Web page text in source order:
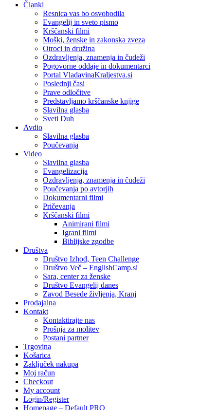
Članki
Resnica vas bo osvobodila
Evangelij in sveto pismo
Krščanski filmi
Moški, ženske in zakonska zveza
Otroci in družina
Ozdravljenja, znamenja in čudeži
Pogovorne oddaje in dokumentarci
Portal VladavinaKraljestva.si
Poslednji časi
Prave odločitve
Predstavljamo krščanske knjige
Slavilna glasba
Sveti Duh
Avdio
Slavilna glasba
Poučevanja
Video
Slavilna glasba
Evangelizacija
Ozdravljenja, znamenja in čudeži
Poučevanja po avtorjih
Dokumentarni filmi
Pričevanja
Krščanski filmi
Animirani filmi
Igrani filmi
Biblijske zgodbe
Društva
Društvo Izhod, Teen Challenge
Društvo Več – EnglishCamp.si
Sara, center za ženske
Društvo Evangelij danes
Zavod Besede življenja, Kranj
Prodajalna
Kontakt
Kontaktirajte nas
Prošnja za molitev
Postani partner
Trgovina
Košarica
Zaključek nakupa
Moj račun
Checkout
My account
Login/Register
Homepage – Default PRO